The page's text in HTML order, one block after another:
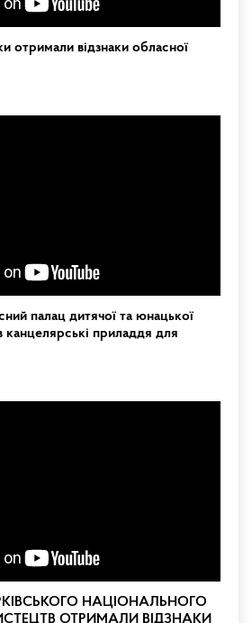
отримали відзнаки обласної
палац дитячої та юнацької
канцелярські приладдя для
НАЦІОНАЛЬНОГО
ОТРИМАЛИ ВІДЗНАКИ